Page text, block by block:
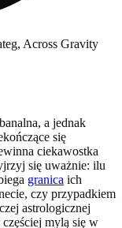
Across Gravity
a jednak
się
ciekawostka
się uważnie: ilu
granica ich
czy przypadkiem
astrologicznej
mylą się w